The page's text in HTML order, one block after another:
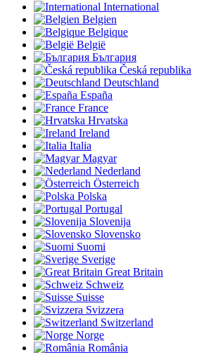
International
Belgien
Belgique
België
България
Česká republika
Deutschland
España
France
Hrvatska
Ireland
Italia
Magyar
Nederland
Österreich
Polska
Portugal
Slovenija
Slovensko
Suomi
Sverige
Great Britain
Schweiz
Suisse
Svizzera
Switzerland
Norge
România